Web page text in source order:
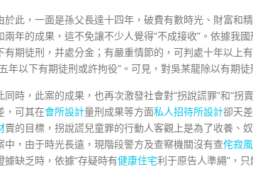
於此，一面是孫父長達十四年，破費有數時光、財富和
兩年的成果，這不免讓不少人覺得“不成接收”。依據我
有期徒刑，并處分金；有嚴重情節的，可判處十年以上
年以下有期徒刑或許拘役”。可見，對吳某龍除以有期
同時，此案的成果，也再次激發社會對“拐說謊罪”和“拐
，可其在會所設計量刑成果等方面私人招待所設計卻天
賣的目標，拐說謊兒童罪的行動人客觀上是為了收養、
中，由于時光長遠，現階段警方及查察機關沒有查侘寂風
據缺乏時，依據“存疑時有健康住宅利于原告人準繩”，